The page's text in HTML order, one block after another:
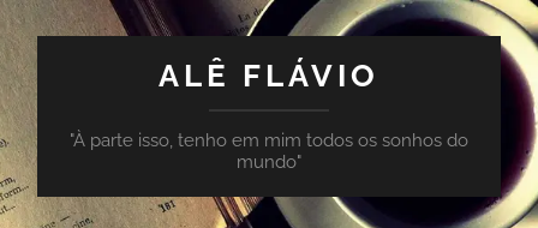
ALÊ FLÁVIO
"À parte isso, tenho em mim todos os sonhos do
mundo"